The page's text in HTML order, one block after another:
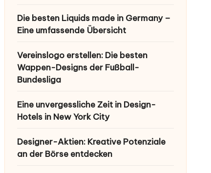
Die besten Liquids made in Germany –
Eine umfassende Übersicht
Vereinslogo erstellen: Die besten
Wappen-Designs der Fußball-
Bundesliga
Eine unvergessliche Zeit in Design-
Hotels in New York City
Designer-Aktien: Kreative Potenziale
an der Börse entdecken